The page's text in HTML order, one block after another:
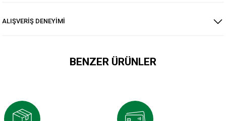
ALIŞVERİŞ DENEYİMİ
BENZER ÜRÜNLER